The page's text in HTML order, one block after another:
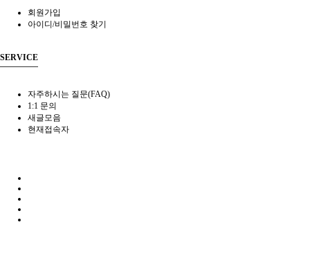
회원가입
아이디/비밀번호 찾기
SERVICE
자주하시는 질문(FAQ)
1:1 문의
새글모음
현재접속자